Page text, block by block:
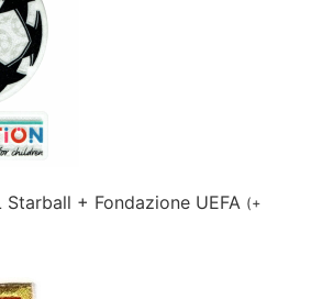
+ Fondazione UEFA (+